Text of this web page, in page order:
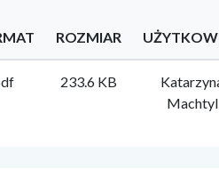
ROZMIAR
233.6 KB
Machtyl